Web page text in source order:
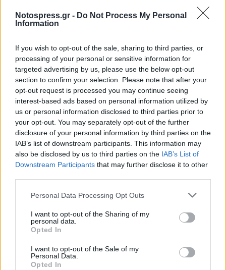
Notospress.gr - Do Not Process My Personal
Information
If you wish to opt-out of the sale, sharing to third parties, or
processing of your personal or sensitive information for
targeted advertising by us, please use the below opt-out
section to confirm your selection. Please note that after your
opt-out request is processed you may continue seeing
interest-based ads based on personal information utilized by
us or personal information disclosed to third parties prior to
your opt-out. You may separately opt-out of the further
disclosure of your personal information by third parties on the
IAB’s list of downstream participants. This information may
also be disclosed by us to third parties on the IAB’s List of
Downstream Participants that may further disclose it to other
Personal Data Processing Opt Outs
I want to opt-out of the Sharing of my
personal data.
Opted In
I want to opt-out of the Sale of my
Personal Data.
Opted In
Σχετικά Άρθρα